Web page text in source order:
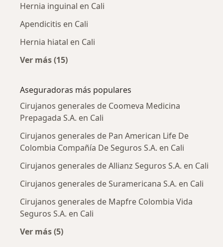
Hernia inguinal en Cali
Apendicitis en Cali
Hernia hiatal en Cali
Ver más (15)
Aseguradoras más populares
Cirujanos generales de Coomeva Medicina
Prepagada S.A. en Cali
Cirujanos generales de Pan American Life De
Colombia Compañía De Seguros S.A. en Cali
Cirujanos generales de Allianz Seguros S.A. en Cali
Cirujanos generales de Suramericana S.A. en Cali
Cirujanos generales de Mapfre Colombia Vida
Seguros S.A. en Cali
Ver más (5)